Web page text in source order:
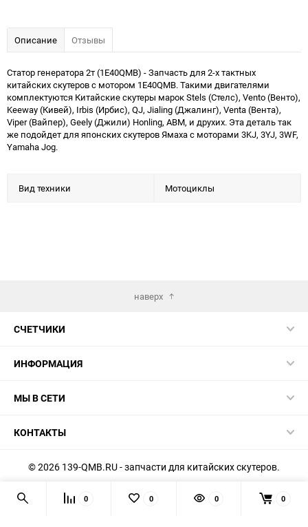
Описание Отзывы
Статор генератора 2т (1E40QMB) - Запчасть для 2-х тактных
китайских скутеров с мотором 1E40QMB. Такими двигателями
комплектуются Китайские скутеры марок Stels (Стелс), Vento (Венто),
Keeway (Кивей), Irbis (Ирбис), QJ, Jialing (Джалинг), Venta (Вента),
Viper (Вайпер), Geely (Джили) Honling, ABM, и друхих. Эта деталь так
же подойдет для японских скутеров Ямаха с моторами 3KJ, 3YJ, 3WF,
Yamaha Jog.
Вид техники Мотоциклы
наверх
СЧЕТЧИКИ
ИНФОРМАЦИЯ
МЫ В СЕТИ
КОНТАКТЫ
© 2026 139-QMB.RU - запчасти для китайских скутеров.
Мы получаем и обрабатываем персональные данные
посетителей нашего сайта в соответствии с
официальной
0 0 0 0